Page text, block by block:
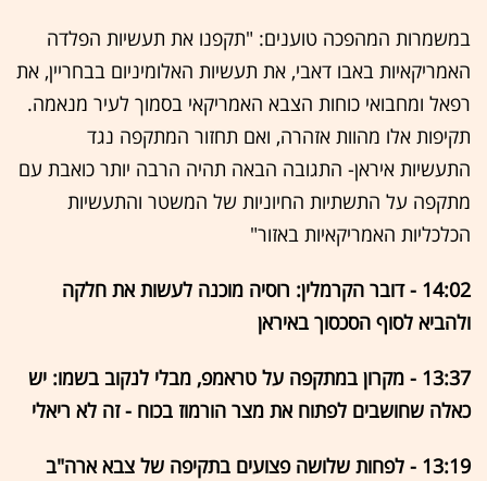
במשמרות המהפכה טוענים: "תקפנו את תעשיות הפלדה
האמריקאיות באבו דאבי, את תעשיות האלומיניום בבחריין, את
רפאל ומחבואי כוחות הצבא האמריקאי בסמוך לעיר מנאמה.
תקיפות אלו מהוות אזהרה, ואם תחזור המתקפה נגד
התעשיות איראן- התגובה הבאה תהיה הרבה יותר כואבת עם
מתקפה על התשתיות החיוניות של המשטר והתעשיות
הכלכליות האמריקאיות באזור"
14:02 - דובר הקרמלין: רוסיה מוכנה לעשות את חלקה
ולהביא לסוף הסכסוך באיראן
13:37 - מקרון במתקפה על טראמפ, מבלי לנקוב בשמו: יש
כאלה שחושבים לפתוח את מצר הורמוז בכוח - זה לא ריאלי
13:19 - לפחות שלושה פצועים בתקיפה של צבא ארה"ב